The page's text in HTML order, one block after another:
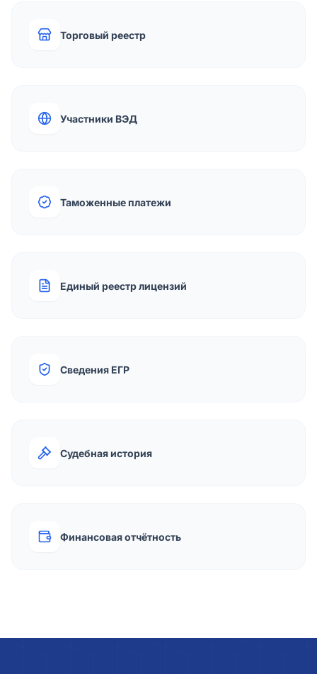
Торговый реестр
Участники ВЭД
Таможенные платежи
Единый реестр лицензий
Сведения ЕГР
Судебная история
Финансовая отчётность